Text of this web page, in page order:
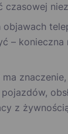
czasowej
objawach
–
z